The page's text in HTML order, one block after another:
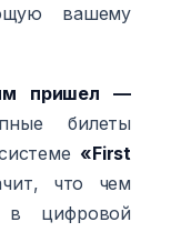
вашему
пришел —
билеты
«First
что чем
цифровой